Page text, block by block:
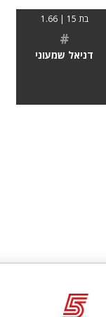
בת 15 | 1.66
#
דניאל שמעוני